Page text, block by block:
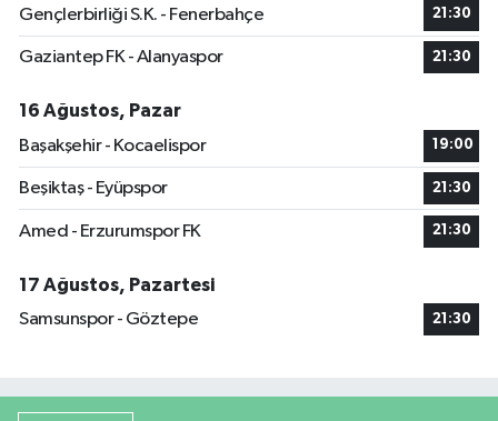
Gençlerbirliği S.K. - Fenerbahçe 21:30
Gaziantep FK - Alanyaspor 21:30
16 Ağustos, Pazar
Başakşehir - Kocaelispor
19:00
Beşiktaş - Eyüpspor 21:30
Amed - Erzurumspor FK 21:30
17 Ağustos, Pazartesi
Samsunspor - Göztepe
21:30